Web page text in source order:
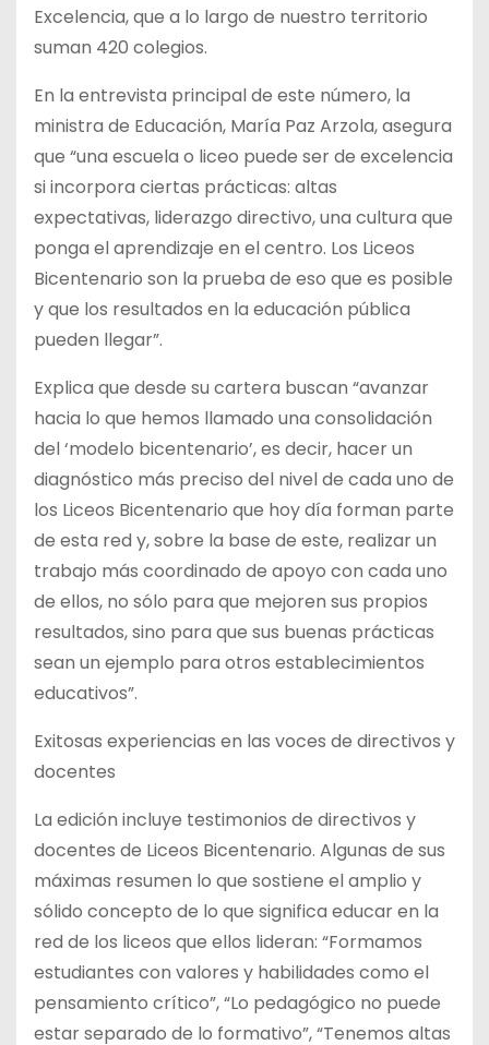
Excelencia, que a lo largo de nuestro territorio
suman 420 colegios.
En la entrevista principal de este número, la
ministra de Educación, María Paz Arzola, asegura
que “una escuela o liceo puede ser de excelencia
si incorpora ciertas prácticas: altas
expectativas, liderazgo directivo, una cultura que
ponga el aprendizaje en el centro. Los Liceos
Bicentenario son la prueba de eso que es posible
y que los resultados en la educación pública
pueden llegar”.
Explica que desde su cartera buscan “avanzar
hacia lo que hemos llamado una consolidación
del ‘modelo bicentenario’, es decir, hacer un
diagnóstico más preciso del nivel de cada uno de
los Liceos Bicentenario que hoy día forman parte
de esta red y, sobre la base de este, realizar un
trabajo más coordinado de apoyo con cada uno
de ellos, no sólo para que mejoren sus propios
resultados, sino para que sus buenas prácticas
sean un ejemplo para otros establecimientos
educativos”.
Exitosas experiencias en las voces de directivos y
docentes
La edición incluye testimonios de directivos y
docentes de Liceos Bicentenario. Algunas de sus
máximas resumen lo que sostiene el amplio y
sólido concepto de lo que significa educar en la
red de los liceos que ellos lideran: “Formamos
estudiantes con valores y habilidades como el
pensamiento crítico”, “Lo pedagógico no puede
estar separado de lo formativo”, “Tenemos altas